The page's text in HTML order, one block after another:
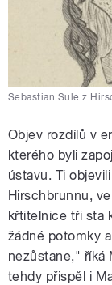
Sebastian Sule z
Objev rozdílů v
kterého byli
ústavu. Ti
Hirschbrunnu,
křtitelnice tři sta
žádné potomky
nezůstane," říká
tehdy přispěl i